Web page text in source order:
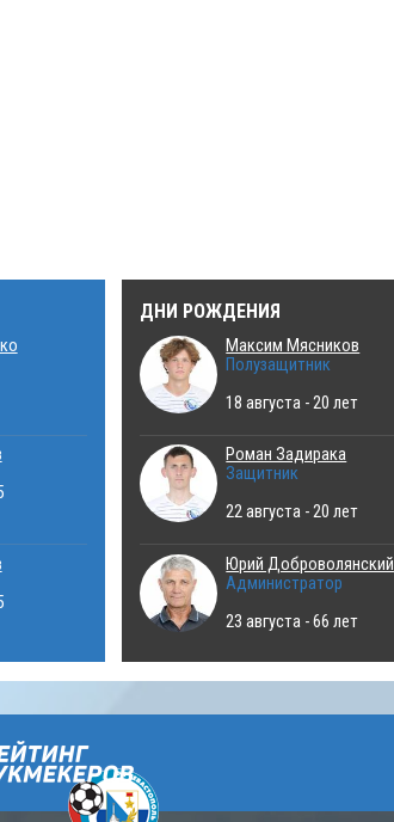
ДНИ РОЖДЕНИЯ
Максим Мясников
Полузащитник
18 августа - 20 лет
Роман Задирака
Защитник
22 августа - 20 лет
Юрий Доброволянский
Администратор
23 августа - 66 лет